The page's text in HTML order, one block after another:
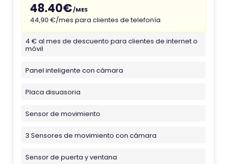
48.40€/MES
44,90 €/mes para clientes de telefonía
4 € al mes de descuento para clientes de internet o
móvil
Panel inteligente con cámara
Placa disuasoria
Sensor de movimiento
3 Sensores de movimiento con cámara
Sensor de puerta y ventana